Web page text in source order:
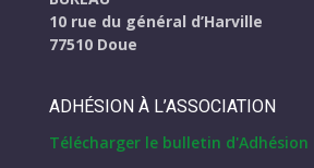
10 rue du général d’Harville
77510 Doue
ADHÉSION À L’ASSOCIATION
Télécharger le bulletin d'Adhésion